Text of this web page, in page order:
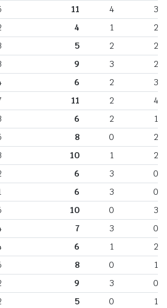
11 4
3
4 1
2
5 2
2
9 3
2
6 2
3
11 2
4
6 2
1
8 0
2
10 1
2
6 3
0
6 3
0
10 0
3
7 3
0
6 1
2
8 0
1
9 3
0
5 0 1